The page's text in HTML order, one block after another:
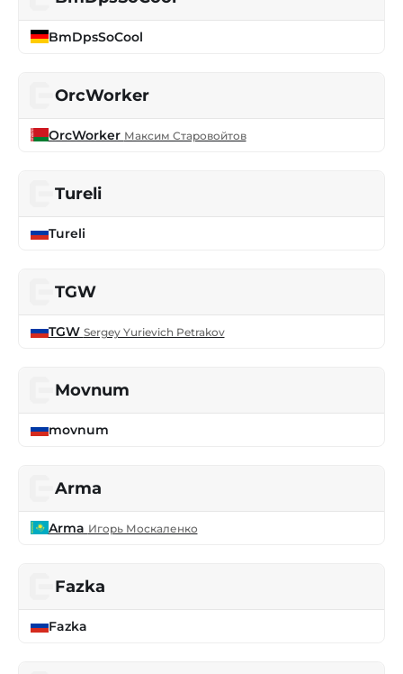
BmDpsSoCool
OrcWorker
OrcWorker Максим Старовойтов
Tureli
Tureli
TGW
TGW Sergey Yurievich Petrakov
Movnum
movnum
Arma
Arma Игорь Москаленко
Fazka
Fazka